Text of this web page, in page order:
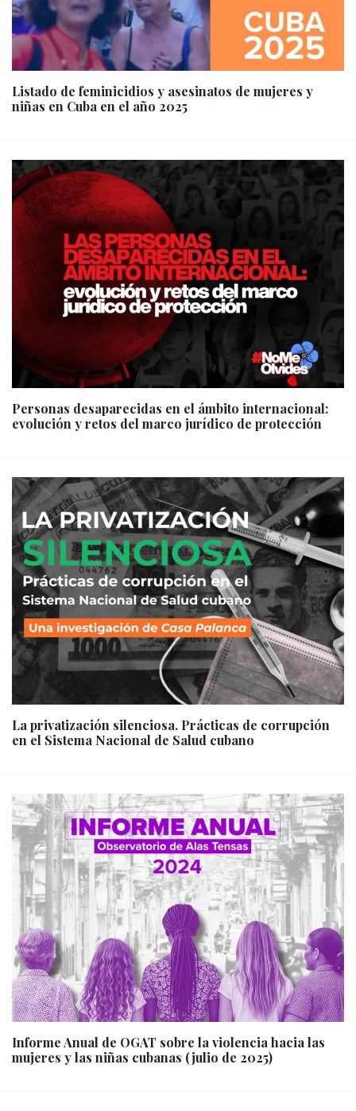
Listado de feminicidios y asesinatos de mujeres y
niñas en Cuba en el año 2025
Personas desaparecidas en el ámbito internacional:
evolución y retos del marco jurídico de protección
La privatización silenciosa. Prácticas de corrupción
en el Sistema Nacional de Salud cubano
Informe Anual de OGAT sobre la violencia hacia las
mujeres y las niñas cubanas (julio de 2025)